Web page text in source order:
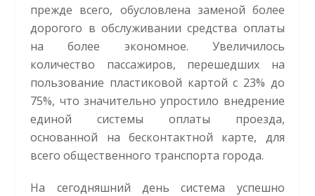
прежде всего, обусловлена заменой более
дорогого в обслуживании средства оплаты
на более экономное. Увеличилось
количество пассажиров, перешедших на
пользование пластиковой картой с 23% до
75%, что значительно упростило внедрение
единой системы оплаты проезда,
основанной на бесконтактной карте, для
всего общественного транспорта города.
На сегодняшний день система успешно